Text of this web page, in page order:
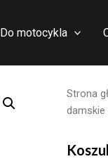
Do motocykla
Strona
damskie